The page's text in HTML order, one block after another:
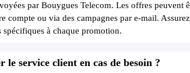
par Bouygues Telecom. Les offres peuvent
compte ou via des campagnes par e-mail.
spécifiques à chaque promotion.
le service client en cas de besoin ?